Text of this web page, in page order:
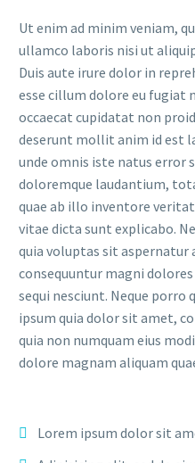
Ut enim ad minim veniam,
ullamco laboris nisi ut
Duis aute irure dolor in
esse cillum dolore eu fugiat
occaecat cupidatat non
deserunt mollit anim id est
unde omnis iste natus error
doloremque laudantium,
quae ab illo inventore
vitae dicta sunt explicabo.
quia voluptas sit aspernatur
consequuntur magni
sequi nesciunt. Neque porro
ipsum quia dolor sit amet,
quia non numquam eius
dolore magnam aliquam
Lorem ipsum dolor sit